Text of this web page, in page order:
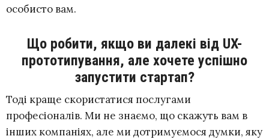
особисто вам.
Що робити, якщо ви далекі від UX-
прототипування, але хочете успішно
запустити стартап?
Тоді краще скористатися послугами
професіоналів. Ми не знаємо, що скажуть вам в
інших компаніях, але ми дотримуємося думки, яку